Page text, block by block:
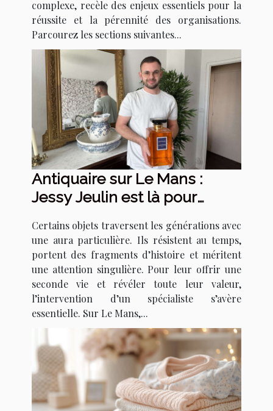
complexe, recèle des enjeux essentiels pour la
réussite et la pérennité des organisations.
Parcourez les sections suivantes...
Antiquaire sur Le Mans :
Jessy Jeulin est là pour
anciens
Certains objets traversent les générations avec
une aura particulière. Ils résistent au temps,
portent des fragments d’histoire et méritent
une attention singulière. Pour leur offrir une
seconde vie et révéler toute leur valeur,
l’intervention d’un spécialiste s’avère
essentielle. Sur Le Mans,...